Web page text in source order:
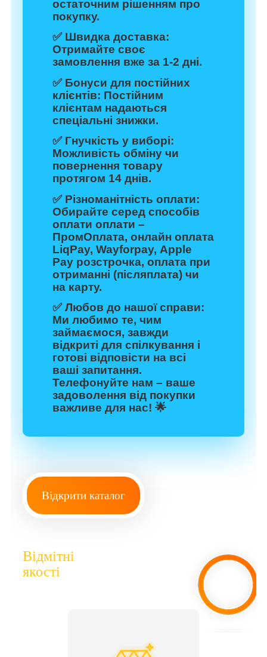
остаточним рішенням про
покупку.
✅ Швидка доставка:
Отримайте своє
замовлення вже за 1-2 дні.
✅ Бонуси для постійних
клієнтів: Постійним
клієнтам надаються
спеціальні знижки.
✅ Гнучкість у виборі:
Можливість обміну чи
повернення товару
протягом 14 днів.
✅ Різноманітність оплати:
Обирайте серед способів
оплати оплати –
ПромОплата, онлайн оплата
LiqPay, Wayforpay, Apple
Pay розстрочка, оплата при
отриманні (післяплата) чи
на карту.
✅Любов до нашої справи:
Ми любимо те, чим
займаємося, завжди
відкриті для спілкування і
готові відповісти на всі
ваші запитання.
Телефонуйте нам – ваше
задоволення від покупки
важливе для нас! 🌟
Відкрити каталог
Відмітні
якості